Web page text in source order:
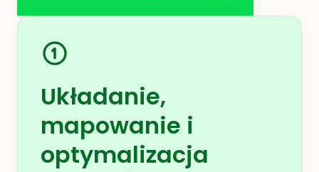
Układanie,
mapowanie i
optymalizacja